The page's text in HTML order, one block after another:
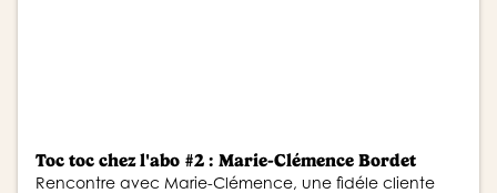
Toc toc chez l'abo #2 : Marie-Clémence Bordet
Rencontre avec Marie-Clémence, une fidéle cliente